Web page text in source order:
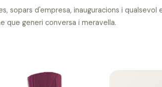
sopars d'empresa, inauguracions i qualsevol
que generi conversa i meravella.